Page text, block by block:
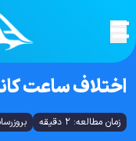
اختلاف ساعت
زمان مطالعه: 2 دقیقه بروزرسانی: